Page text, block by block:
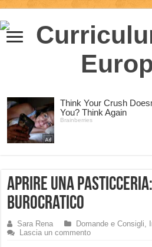
Aprire una
burocratico
Sara Rena Domande e Consigli,
Lascia un commento